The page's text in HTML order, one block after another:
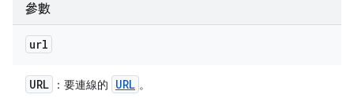
參數
url
URL ：要連線的 URL 。